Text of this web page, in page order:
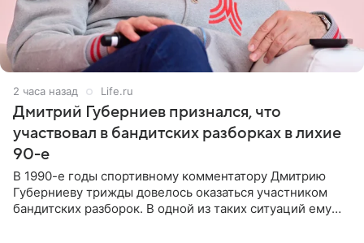
2 часа назад Life.ru
Дмитрий Губерниев признался, что
участвовал в бандитских разборках в лихие
90-е
В 1990-е годы спортивному комментатору Дмитрию
Губерниеву трижды довелось оказаться участником
бандитских разборок. В одной из таких ситуаций ему